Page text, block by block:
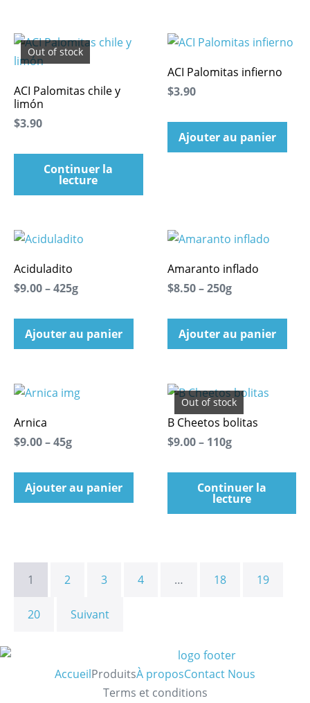
Out of stock
ACI Palomitas chile y
limón
$3.90
Continuer la
lecture
ACI Palomitas infierno
$3.90
Ajouter au panier
Aciduladito
$9.00 – 425g
Ajouter au panier
Amaranto inflado
$8.50 – 250g
Ajouter au panier
Arnica
$9.00 – 45g
Ajouter au panier
Out of stock
B Cheetos bolitas
$9.00 – 110g
Continuer la
lecture
1 2 3 4 … 18 19
20 Suivant
AccueilProduitsÀ proposContact Nous
Terms et conditions